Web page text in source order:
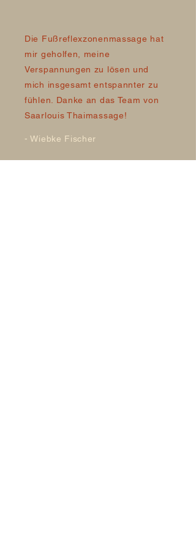
Die Fußreflexzonenmassage hat
mir geholfen, meine
Verspannungen zu lösen und
mich insgesamt entspannter zu
fühlen. Danke an das Team von
Saarlouis Thaimassage!
- Wiebke Fischer